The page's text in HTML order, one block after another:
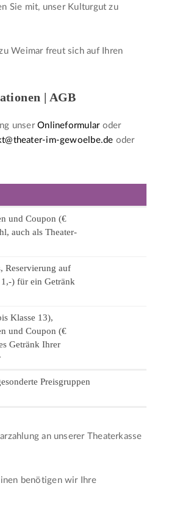
Sie mit, unser Kulturgut zu
Weimar freut sich auf Ihren
| AGB
unserOnlineformularoder
im-gewoelbe.de oder
und Coupon (€
auch als Theater-
Reservierung auf
) für ein Getränk
Klasse 13),
und Coupon (€
Getränk Ihrer
Preisgruppen
an unserer Theaterkasse
benötigen wir Ihre